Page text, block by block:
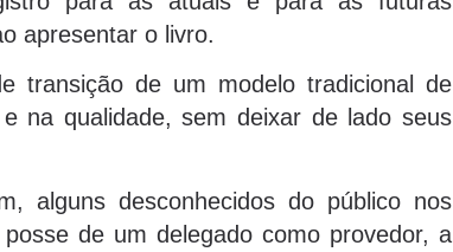
apresentar o livro.
transição de um modelo tradicional de
na qualidade, sem deixar de lado seus
alguns desconhecidos do público nos
de um delegado como provedor, a